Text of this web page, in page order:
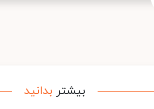
بیشتر بدانید